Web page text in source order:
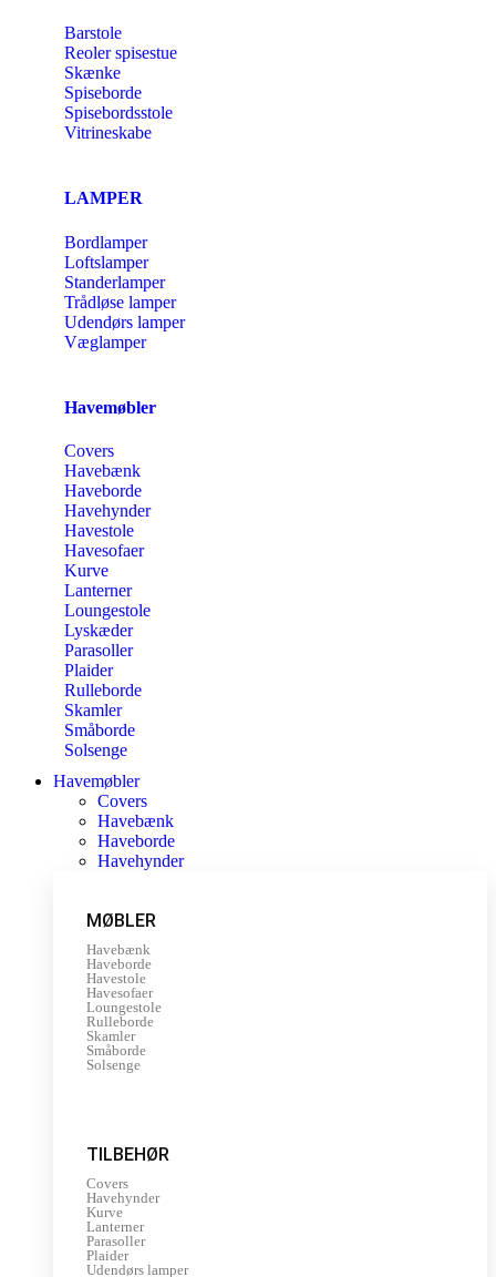
Barstole
Reoler spisestue
Skænke
Spiseborde
Spisebordsstole
Vitrineskabe
LAMPER
Bordlamper
Loftslamper
Standerlamper
Trådløse lamper
Udendørs lamper
Væglamper
Havemøbler
Covers
Havebænk
Haveborde
Havehynder
Havestole
Havesofaer
Kurve
Lanterner
Loungestole
Lyskæder
Parasoller
Plaider
Rulleborde
Skamler
Småborde
Solsenge
Havemøbler
Covers
Havebænk
Haveborde
Havehynder
MØBLER
Havebænk
Haveborde
Havestole
Havesofaer
Loungestole
Rulleborde
Skamler
Småborde
Solsenge
TILBEHØR
Covers
Havehynder
Kurve
Lanterner
Parasoller
Plaider
Udendørs lamper